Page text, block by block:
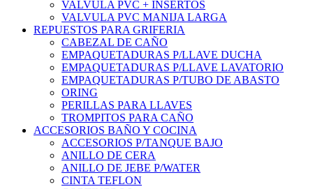
VALVULA PVC + INSERTOS
VALVULA PVC MANIJA LARGA
REPUESTOS PARA GRIFERIA
CABEZAL DE CAÑO
EMPAQUETADURAS P/LLAVE DUCHA
EMPAQUETADURAS P/LLAVE LAVATORIO
EMPAQUETADURAS P/TUBO DE ABASTO
ORING
PERILLAS PARA LLAVES
TROMPITOS PARA CAÑO
ACCESORIOS BAÑO Y COCINA
ACCESORIOS P/TANQUE BAJO
ANILLO DE CERA
ANILLO DE JEBE P/WATER
CINTA TEFLON